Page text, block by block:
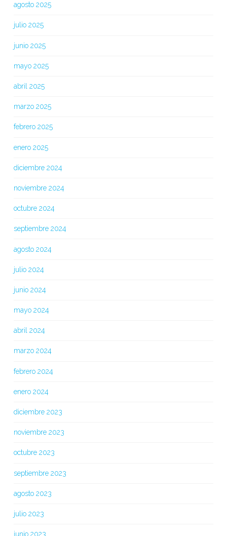
agosto 2025
julio 2025
junio 2025
mayo 2025
abril 2025
marzo 2025
febrero 2025
enero 2025
diciembre 2024
noviembre 2024
octubre 2024
septiembre 2024
agosto 2024
julio 2024
junio 2024
mayo 2024
abril 2024
marzo 2024
febrero 2024
enero 2024
diciembre 2023
noviembre 2023
octubre 2023
septiembre 2023
agosto 2023
julio 2023
junio 2023